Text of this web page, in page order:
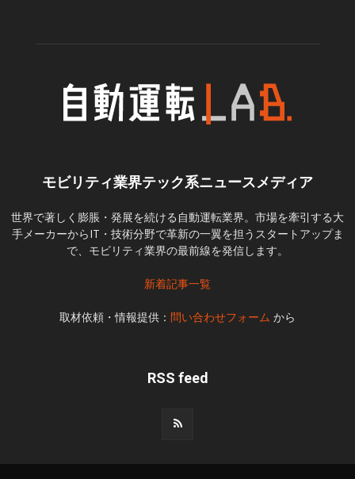
モビリティ業界テック系ニュースメディア
世界で著しく膨脹・発展を続ける自動運転業界。市場を牽引する大
手メーカーからIT・技術分野で革新の一翼を担うスタートアップま
で、モビリティ業界の最前線を発信します。
新着記事一覧
取材依頼・情報提供： 問い合わせフォーム から
RSS feed